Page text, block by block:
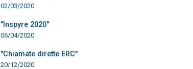
02/03/2020
"Inspyre 2020"
06/04/2020
"Chiamate dirette ERC"
20/12/2020